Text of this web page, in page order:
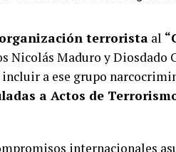
organización terrorista al
Nicolás Maduro y Diosdado
a ese grupo
a Actos de
internacionales